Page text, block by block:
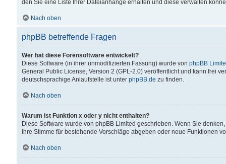
den Sie eine Liste Ihrer Dateianhänge erhalten und diese verwalten
Nach oben
phpBB betreffende Fragen
Wer hat diese Forensoftware entwickelt?
Diese Software (in ihrer unmodifizierten Fassung) wurde von phpBB
General Public License, Version 2 (GPL-2.0) veröffentlicht und kann frei
deutschsprachige Anlaufstelle ist unter phpBB.de zu finden.
Nach oben
Warum ist Funktion x oder y nicht enthalten?
Diese Software wurde von phpBB Limited geschrieben. Wenn Sie
Ihre Stimme für bestehende Vorschläge abgeben oder neue Funktionen
Nach oben